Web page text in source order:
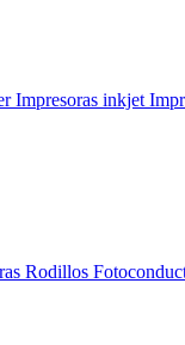
Impresoras inkjet
Rodillos